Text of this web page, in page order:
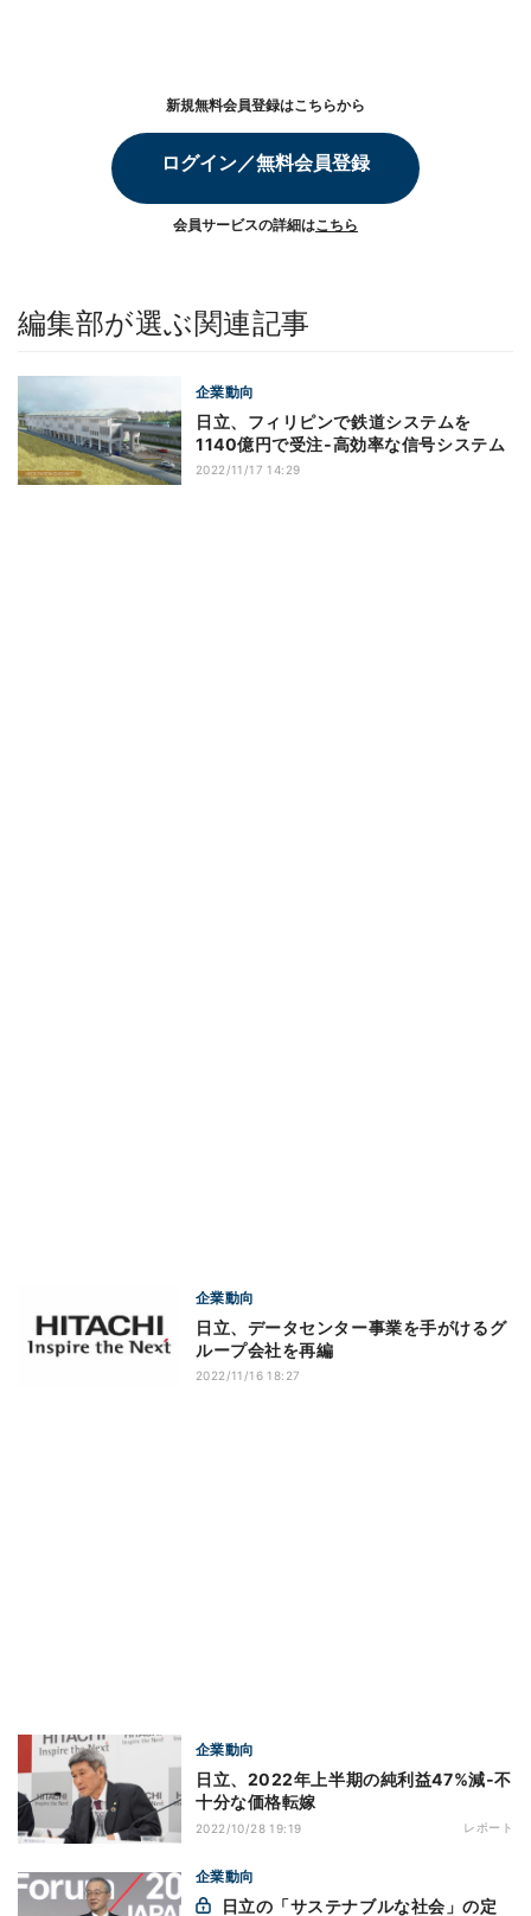
新規無料会員登録はこちらから
ログイン／無料会員登録
会員サービスの詳細はこちら
編集部が選ぶ関連記事
企業動向
日立、フィリピンで鉄道システムを
1140億円で受注‐高効率な信号システム
2022/11/17 14:29
企業動向
日立、データセンター事業を手がけるグ
ループ会社を再編
2022/11/16 18:27
企業動向
日立、2022年上半期の純利益47%減‐不
十分な価格転嫁
2022/10/28 19:19 レポート
企業動向